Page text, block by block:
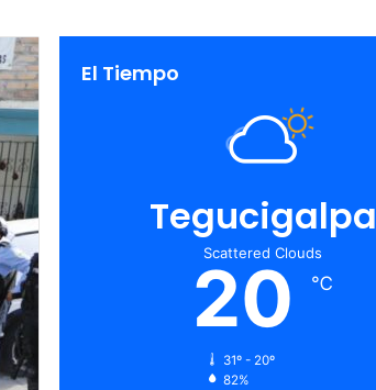
El Tiempo
Tegucigalpa
Scattered Clouds
20 ℃
31º - 20º
82%